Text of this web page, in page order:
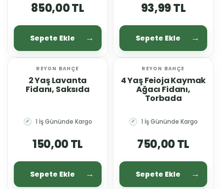
850,00 TL
Sepete Ekle
93,99 TL
Sepete Ekle
REYON BAHÇE
2 Yaş Lavanta
Fidanı, Saksıda
✓ 1 İş Gününde Kargo
150,00 TL
Sepete Ekle
REYON BAHÇE
4 Yaş Feioja Kaymak
Ağacı Fidanı,
Torbada
✓ 1 İş Gününde Kargo
750,00 TL
Sepete Ekle